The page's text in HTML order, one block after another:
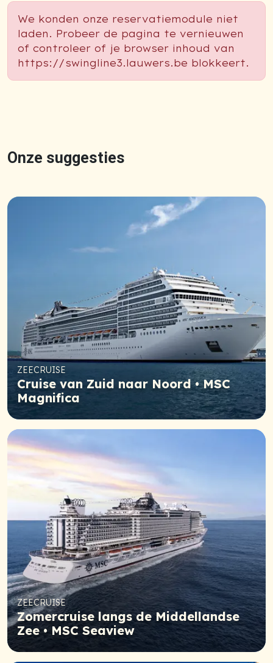
We konden onze reservatiemodule niet
laden. Probeer de pagina te vernieuwen
of controleer of je browser inhoud van
https://swingline3.lauwers.be blokkeert.
Onze suggesties
ZEECRUISE
Cruise van Zuid naar Noord • MSC
Magnifica
ZEECRUISE
Zomercruise langs de Middellandse
Zee • MSC Seaview